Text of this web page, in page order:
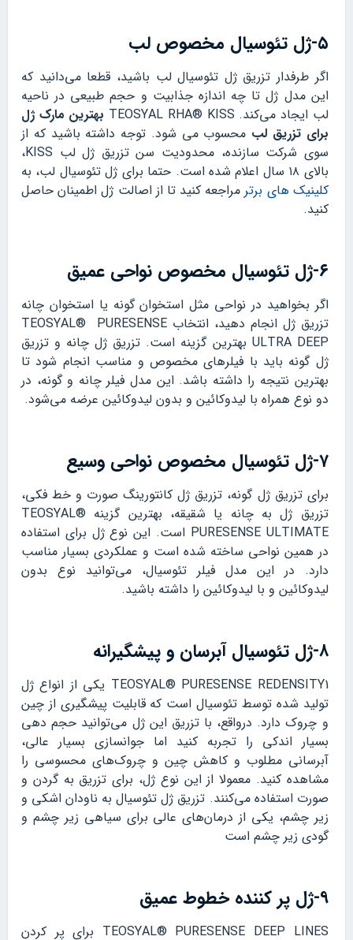
۵-ژل تئوسیال مخصوص لب
اگر طرفدار تزریق ژل تئوسیال لب باشید، قطعا می‌دانید که
این مدل ژل تا چه اندازه جذابیت و حجم طبیعی در ناحیه
لب ایجاد می‌کند. TEOSYAL RHA® KISS
بهترین مارک ژل
برای تزریق لب محسوب می شود. توجه داشته باشید که از
سوی شرکت سازنده، محدودیت سن تزریق ژل لب KISS،
بالای ۱۸ سال اعلام شده است. حتما برای ژل تئوسیال لب، به
کلینیک های برترمراجعه کنید تا از اصالت ژل اطمینان حاصل
کنید.
۶-ژل تئوسیال مخصوص نواحی عمیق
اگر بخواهید در نواحی مثل استخوان گونه یا استخوان چانه
تزریق ژل انجام دهید، انتخاب TEOSYAL® PURESENSE
ULTRA DEEP بهترین گزینه است. تزریق ژل چانه و تزریق
ژل گونه باید با فیلرهای مخصوص و مناسب انجام شود تا
بهترین نتیجه را داشته باشد. این مدل فیلر چانه و گونه، در
دو نوع همراه با لیدوکائین و بدون لیدوکائین عرضه می‌شود.
۷-ژل تئوسیال مخصوص نواحی وسیع
برای تزریق ژل گونه، تزریق ژل کانتورینگ صورت و خط فکی،
تزریق ژل به چانه یا شقیقه، بهترین گزینه TEOSYAL®
PURESENSE ULTIMATE است. این نوع ژل برای استفاده
در همین نواحی ساخته شده است و عملکردی بسیار مناسب
دارد. در این مدل فیلر تئوسیال، می‌توانید نوع بدون
لیدوکائین و با لیدوکائین را داشته باشید.
۸-ژل تئوسیال آبرسان و پیشگیرانه
TEOSYAL® PURESENSE REDENSITY1 یکی از انواع ژل
تولید شده توسط تئوسیال است که قابلیت پیشگیری از چین
و چروک دارد. درواقع، با تزریق این ژل می‌توانید حجم دهی
بسیار اندکی را تجربه کنید اما جوانسازی بسیار عالی،
آبرسانی مطلوب و کاهش چین و چروک‌های محسوسی را
مشاهده کنید. معمولا از این نوع ژل، برای تزریق به گردن و
صورت استفاده می‌کنند. تزریق ژل تئوسیال به ناودان اشکی و
زیر چشم، یکی از درمان‌های عالی برای سیاهی زیر چشم و
گودی زیر چشم است
۹-ژل پر کننده خطوط عمیق
TEOSYAL® PURESENSE DEEP LINES برای پر کردن